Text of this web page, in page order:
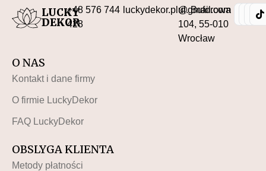
LUCKY
DEKOR
+48 576 744
428
luckydekor.pl@gmail.com
ul. Buforowa
104, 55-010
Wrocław
O NAS
Kontakt i dane firmy
O firmie LuckyDekor
FAQ LuckyDekor
OBSLYGA KLIENTA
Metody płatności